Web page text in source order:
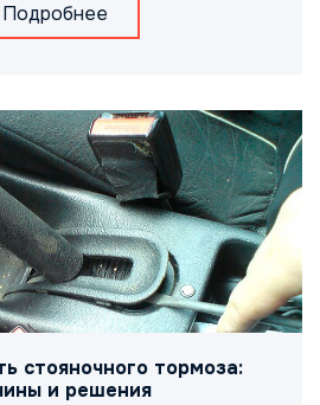
Подробнее
стояночного тормоза:
и решения